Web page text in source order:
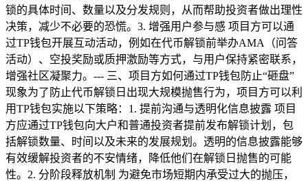
锁的具体时间、数量以及分发规则，从而帮助投资者做出理性
决策，减少不必要的恐慌。3. 增强用户参与感 项目方可以通
过TP钱包开展互动活动，例如在代币解锁前举办AMA（问答
活动）、空投奖励或质押激励等方式，与用户保持紧密联系，
增强社区凝聚力。--- 三、项目方如何通过TP钱包防止“砸盘”
现象为了防止代币解锁日出现大规模抛售行为，项目方可以利
用TP钱包实施以下策略：1. 提前沟通与透明化信息披露 项目
方应通过TP钱包向大户和普通投资者提前发布解锁计划，包
括解锁数量、时间以及未来的发展规划。透明的信息披露能够
有效缓解投资者的不安情绪，降低他们在解锁日抛售的可能
性。2. 分阶段释放机制 为避免市场短期内承受过大的抛压，